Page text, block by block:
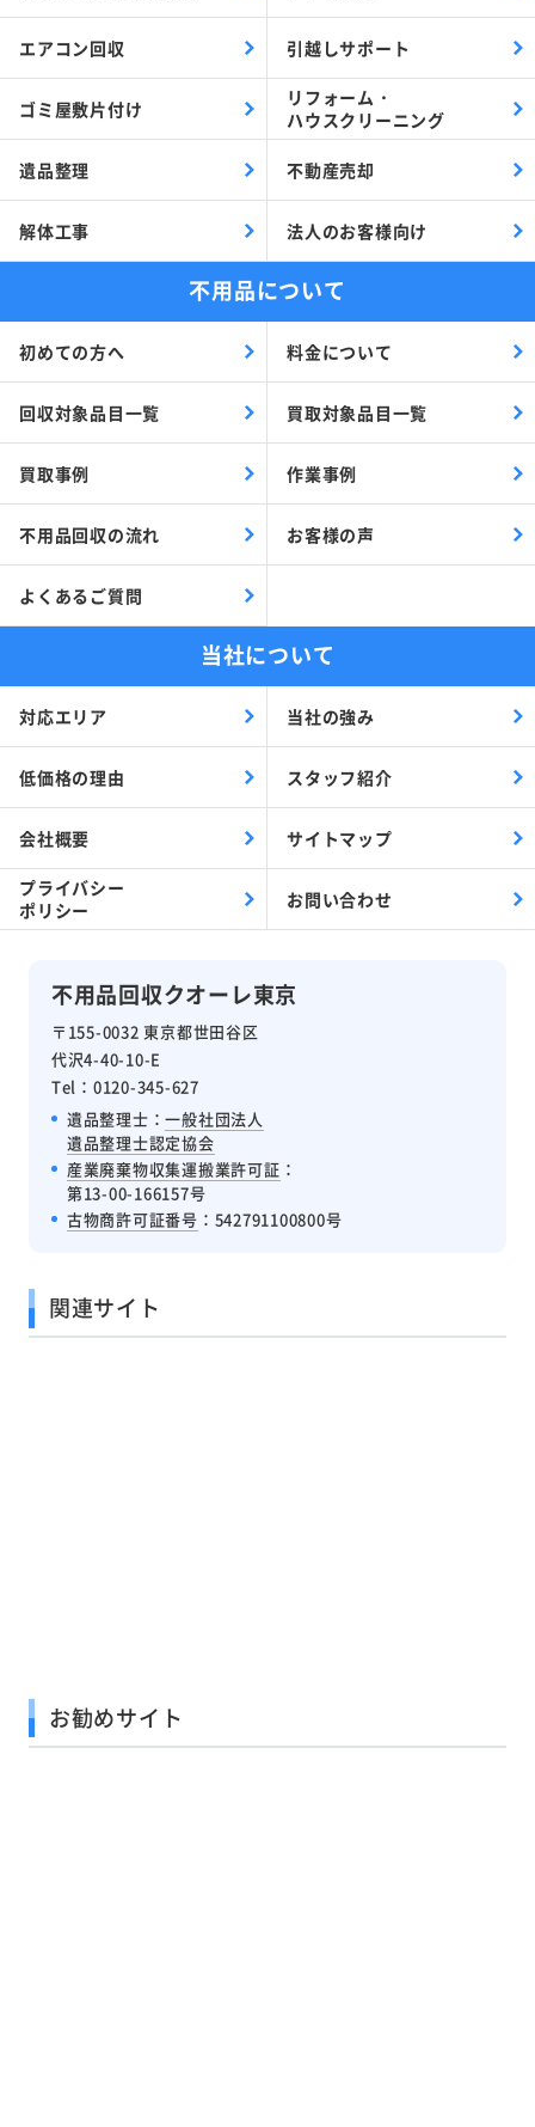
不用品回収クオーレ東京
〒155-0032 東京都世田谷区
代沢4-40-10-E
Tel：0120-345-627
遺品整理士：一般社団法人
遺品整理士認定協会
産業廃棄物収集運搬業許可証 ：
第13-00-166157号
古物商許可証番号 ：542791100800号
エアコン回収 引越しサポート
ゴミ屋敷片付け
リフォーム・
ハウスクリーニング
遺品整理 不動産売却
解体工事 法人のお客様向け
不用品について
初めての方へ 料金について
回収対象品目一覧 買取対象品目一覧
買取事例 作業事例
不用品回収の流れ お客様の声
よくあるご質問
当社について
対応エリア 当社の強み
低価格の理由 スタッフ紹介
会社概要 サイトマップ
プライバシー
ポリシー
お問い合わせ
関連サイト
お勧めサイト